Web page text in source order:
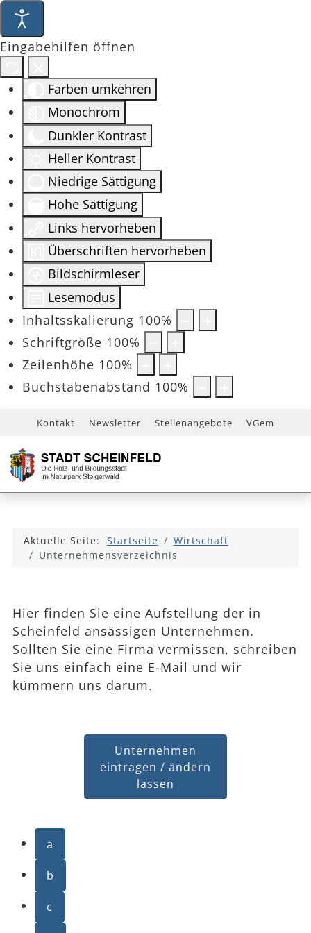
Eingabehilfen öffnen
Farben umkehren
Monochrom
Dunkler Kontrast
Heller Kontrast
Niedrige Sättigung
Hohe Sättigung
Links hervorheben
Überschriften hervorheben
Bildschirmleser
Lesemodus
Inhaltsskalierung 100%
Schriftgröße 100%
Zeilenhöhe 100%
Buchstabenabstand 100%
Kontakt Newsletter Stellenangebote VGem
Aktuelle Seite: Startseite
Wirtschaft
Unternehmensverzeichnis
Hier finden Sie eine Aufstellung der in
Scheinfeld ansässigen Unternehmen.
Sollten Sie eine Firma vermissen, schreiben
Sie uns einfach eine E-Mail und wir
kümmern uns darum.
Unternehmen
eintragen / ändern
lassen
a
b
c